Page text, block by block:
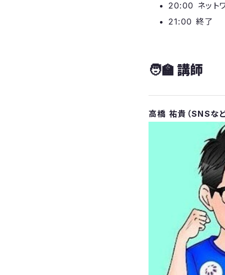
​20:00 ネット
​21:00 終了
​🧑‍🏫 講師
高橋 祐貴（SNSな